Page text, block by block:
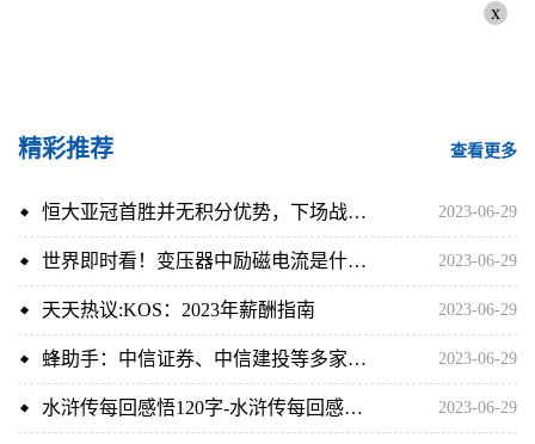
x
精彩推荐 查看更多
恒大亚冠首胜并无积分优势，下场战水原才是生死战，形势依然不妙 当前观察 2023-06-29
世界即时看！变压器中励磁电流是什么_什么是变压器的励磁电流 2023-06-29
天天热议:KOS：2023年薪酬指南 2023-06-29
蜂助手：中信证券、中信建投等多家机构于6月27日调研我司|每日速读 2023-06-29
水浒传每回感悟120字-水浒传每回感悟50字-世界快看 2023-06-29